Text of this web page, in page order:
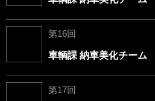
第16回
車輌課 納車美化チーム
第17回